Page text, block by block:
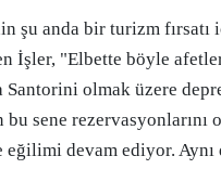
şu anda bir turizm fırsatı
İşler, "Elbette böyle
Santorini olmak üzere
bu sene rezervasyonlarını
eğilimi devam ediyor. Aynı